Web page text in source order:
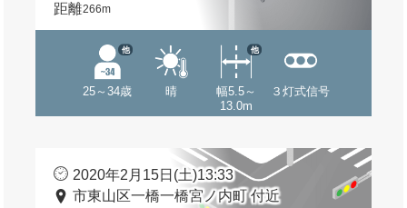
距離266m
25～34歳
他
晴
幅5.5～
13.0m
他
３灯式信号
2020年2月15日(土)13:33
市東山区一橋一橋宮ノ内町 付近